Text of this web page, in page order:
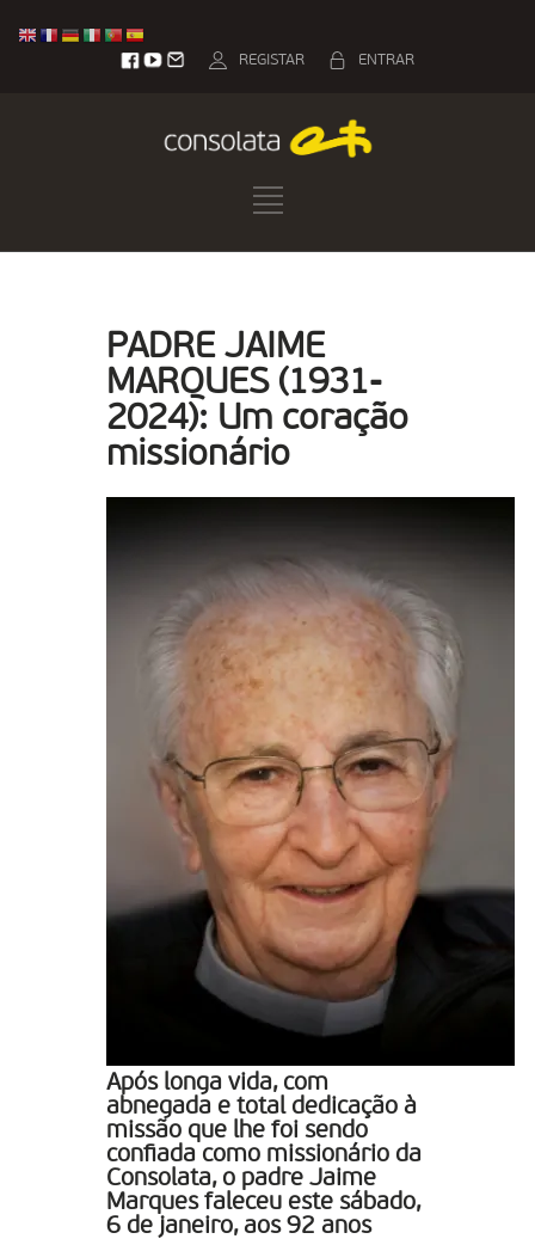
ENTRAR
REGISTAR
PADRE JAIME
MARQUES (1931-
2024): Um coração
missionário
Após longa vida, com
abnegada e total dedicação à
missão que lhe foi sendo
confiada como missionário da
Consolata, o padre Jaime
Marques faleceu este sábado,
6 de janeiro, aos 92 anos